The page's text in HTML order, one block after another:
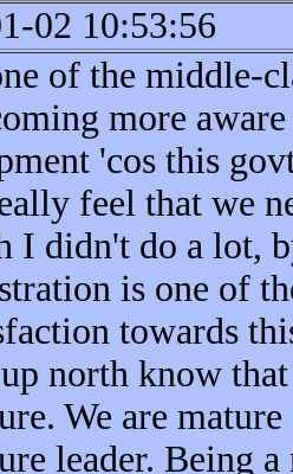
02 10:53:56
of the middle-
more
'cos this
feel that we
I didn't do a lot,
is one of
towards
up north know
We are
leader. Being